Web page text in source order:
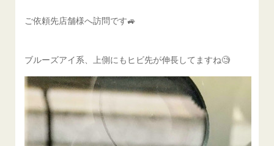
ご依頼先店舗様へ訪問です🚙
ブルーズアイ系、上側にもヒビ先が伸長してますね🧐